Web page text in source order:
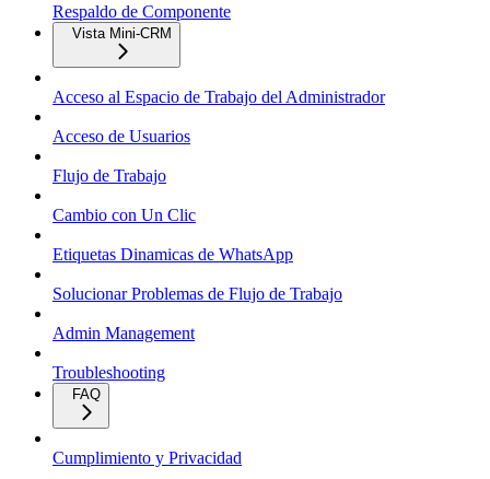
Respaldo de Componente
Vista Mini-CRM
Acceso al Espacio de Trabajo del Administrador
Acceso de Usuarios
Flujo de Trabajo
Cambio con Un Clic
Etiquetas Dinamicas de WhatsApp
Solucionar Problemas de Flujo de Trabajo
Admin Management
Troubleshooting
FAQ
Cumplimiento y Privacidad